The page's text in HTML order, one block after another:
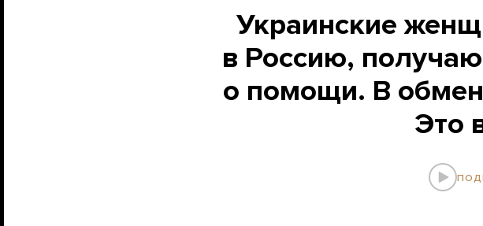
Украинские
в Россию,
о помощи. В обмен
Это